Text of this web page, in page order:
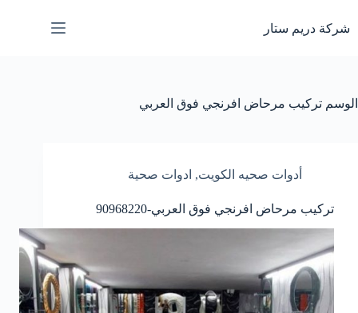
إلى
المحتوى
شركة دريم ستار
الوسم تركيب مرحاض افرنجي فوق العربي
أدوات صحيه الكويت, ادوات صحية
تركيب مرحاض افرنجي فوق العربي-90968220